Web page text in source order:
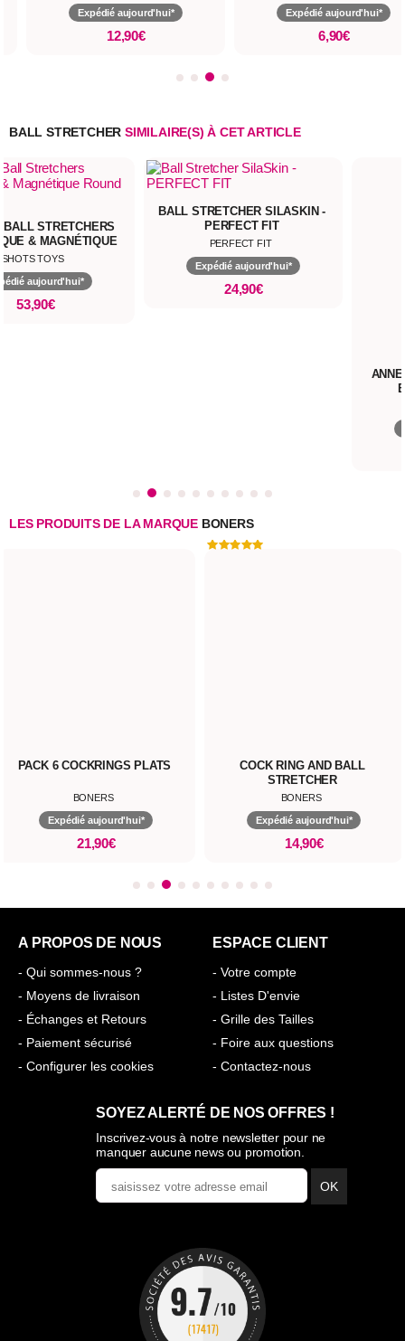
Expédié aujourd'hui*
6,90€
Expédié aujourd'hui*
18,90€
BALL STRETCHER SIMILAIRE(S) À CET ARTICLE
BALL STRETCHERS
& MAGNÉTIQUE
BALL
SHOTS TOYS
aujourd'hui*
53,90€
BALL STRETCHER SILASKIN -
PERFECT FIT
PERFECT FIT
Expédié aujourd'hui*
24,90€
LES PRODUITS DE LA MARQUE BONERS
COCKRINGS PLATS
aujourd'hui*
COCK RING AND BALL
STRETCHER
Expédié aujourd'hui*
A PROPOS DE NOUS
- Qui sommes-nous ?
- Moyens de livraison
- Échanges et Retours
- Paiement sécurisé
- Configurer les cookies
ESPACE CLIENT
- Votre compte
- Listes D'envie
- Grille des Tailles
- Foire aux questions
- Contactez-nous
SOYEZ ALERTÉ DE NOS OFFRES !
Inscrivez-vous à notre newsletter pour ne
manquer aucune news ou promotion.
OK